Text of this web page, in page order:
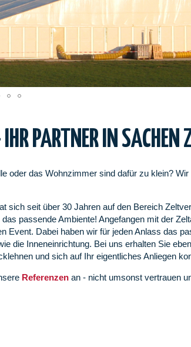
PARTNER IN SACHEN
oder das Wohnzimmer sind dafür zu klein?
sich seit über 30 Jahren auf den Bereich
passende Ambiente! Angefangen mit der
Event. Dabei haben wir für jeden Anlass das
die Inneneinrichtung. Bei uns erhalten Sie
und sich auf Ihr eigentliches Anliegen
Referenzenan - nicht umsonst vertrauen